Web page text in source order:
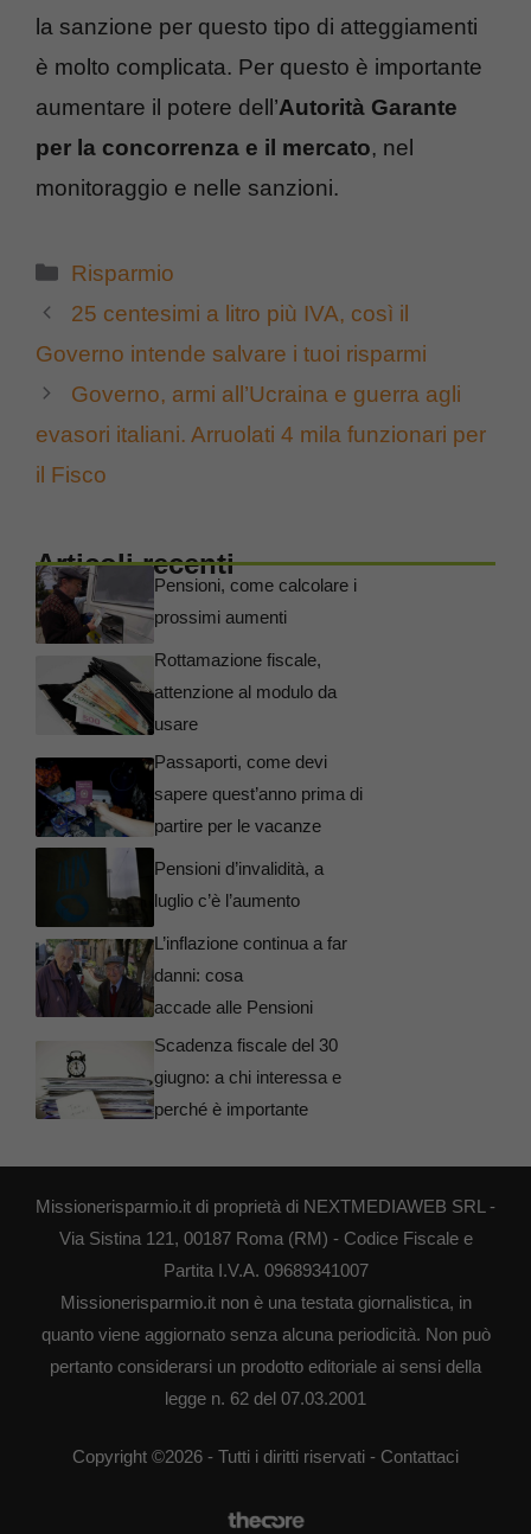
la sanzione per questo tipo di atteggiamenti
è molto complicata. Per questo è importante
aumentare il potere dell’Autorità Garante
per la concorrenza e il mercato, nel
monitoraggio e nelle sanzioni.
Categorie
Risparmio
25 centesimi a litro più IVA, così il
Governo intende salvare i tuoi risparmi
Governo, armi all’Ucraina e guerra agli
evasori italiani. Arruolati 4 mila funzionari per
il Fisco
Articoli recenti
Pensioni, come calcolare i
prossimi aumenti
Rottamazione fiscale,
attenzione al modulo da
usare
Passaporti, come devi
sapere quest’anno prima di
partire per le vacanze
Pensioni d’invalidità, a
luglio c’è l’aumento
L’inflazione continua a far
danni: cosa
accade alle Pensioni
Scadenza fiscale del 30
giugno: a chi interessa e
perché è importante
Missionerisparmio.it di proprietà di NEXTMEDIAWEB SRL -
Via Sistina 121, 00187 Roma (RM) - Codice Fiscale e
Partita I.V.A. 09689341007
Missionerisparmio.it non è una testata giornalistica, in
quanto viene aggiornato senza alcuna periodicità. Non può
pertanto considerarsi un prodotto editoriale ai sensi della
legge n. 62 del 07.03.2001
Copyright ©2026 - Tutti i diritti riservati - Contattaci